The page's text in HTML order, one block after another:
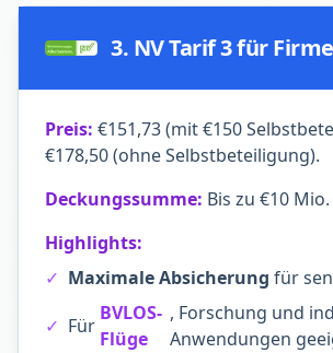
3. NV Tarif 3 für
Preis: €151,73 (mit €150
€178,50 (ohne Selbstbeteiligung).
Deckungssumme: Bis zu €10 Mio.
Highlights:
✓ Maximale Absicherung für
✓ Für
BVLOS-
Flüge
, Forschung und
Anwendungen